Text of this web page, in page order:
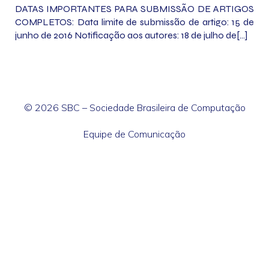
DATAS IMPORTANTES PARA SUBMISSÃO DE ARTIGOS
COMPLETOS: Data limite de submissão de artigo: 15 de
junho de 2016 Notificação aos autores: 18 de julho de[…]
© 2026 SBC – Sociedade Brasileira de Computação
Equipe de Comunicação